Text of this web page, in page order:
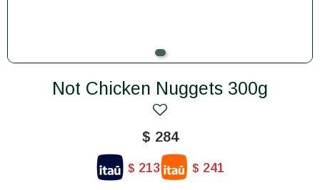
Not Chicken Nuggets 300g
$ 284
$ 213 $ 241